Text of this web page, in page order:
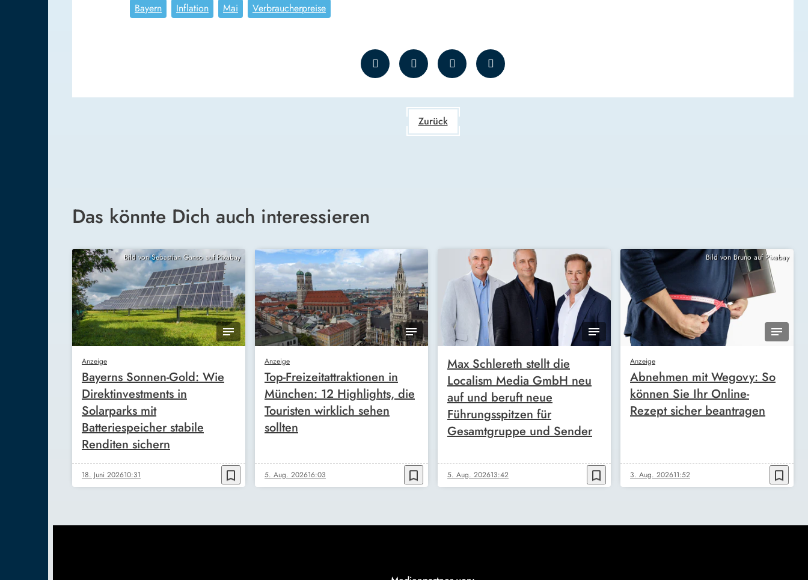
Bayern Inflation Mai Verbraucherpreise
Zurück
Das könnte Dich auch interessieren
Bild von Sebastian Ganso auf Pixabay
Anzeige
Bayerns Sonnen-Gold: Wie
Direktinvestments in
Solarparks mit
Batteriespeicher stabile
Renditen sichern
18. Juni 202610:31 bookmark_border
Anzeige
Top-Freizeitattraktionen in
München: 12 Highlights, die
Touristen wirklich sehen
sollten
5. Aug. 202616:03 bookmark_border
Max Schlereth stellt die
Localism Media GmbH neu
auf und beruft neue
Führungsspitzen für
Gesamtgruppe und Sender
5. Aug. 202613:42 bookmark_border
Bild von Bruno auf Pixabay
Anzeige
Abnehmen mit Wegovy: So
können Sie Ihr Online-
Rezept sicher beantragen
3. Aug. 202611:52 bookmark_border